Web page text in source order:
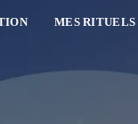
MES RITUELS